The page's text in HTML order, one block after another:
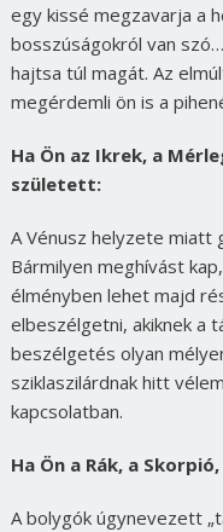
egy kissé megzavarja a
bosszúságokról van
hajtsa túl magát. Az
megérdemli ön is a
Ha Ön az Ikrek, a
született:
A Vénusz helyzete miatt
Bármilyen meghívást
élményben lehet majd
elbeszélgetni, akiknek a
beszélgetés olyan
sziklaszilárdnak hitt
kapcsolatban.
Ha Ön a Rák, a
A bolygók úgynevezett